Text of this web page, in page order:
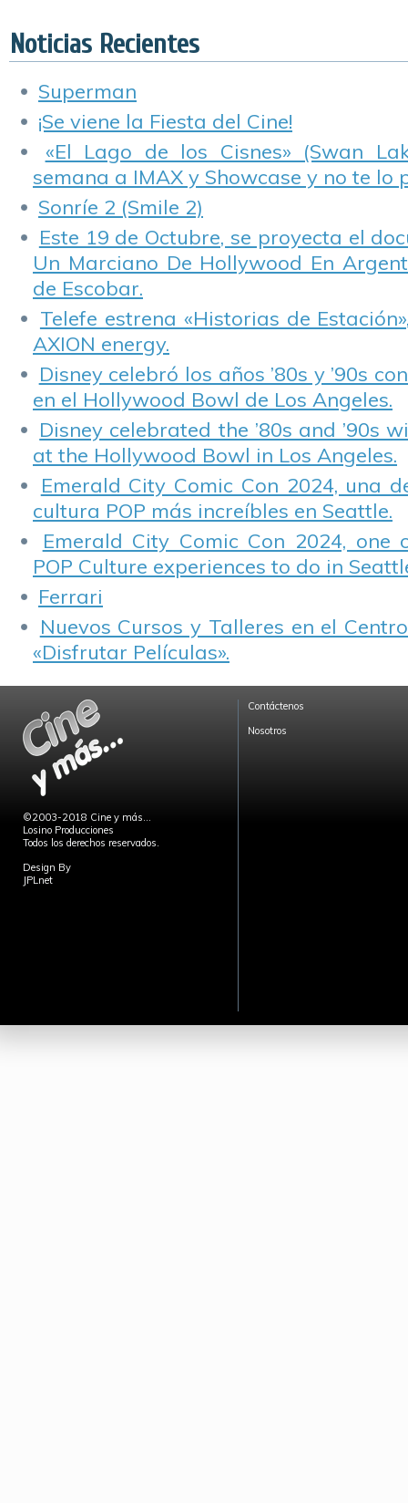
Noticias Recientes
Superman
¡Se viene la Fiesta del Cine!
«El Lago de los Cisnes» (Swan
semana a IMAX y Showcase y no te lo
Sonríe 2 (Smile 2)
Este 19 de Octubre, se proyecta el
Un Marciano De Hollywood En
de Escobar.
Telefe estrena «Historias de
AXION energy.
Disney celebró los años ’80s y ’90s
en el Hollywood Bowl de Los Angeles.
Disney celebrated the ’80s and ’90s
at the Hollywood Bowl in Los Angeles.
Emerald City Comic Con 2024, una
cultura POP más increíbles en Seattle.
Emerald City Comic Con 2024,
POP Culture experiences to do in
Ferrari
Nuevos Cursos y Talleres en el
«Disfrutar Películas».
©2003-2018 Cine y más...
Losino Producciones
Todos los derechos reservados.
Design By
JPLnet
Contáctenos
Nosotros